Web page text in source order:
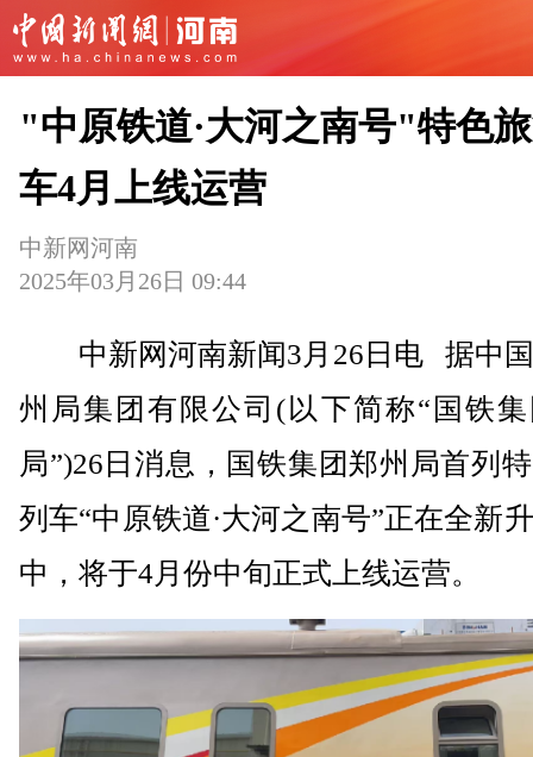
"中原铁道·大河之南号"特色
车4月上线运营
中新网河南
2025年03月26日 09:44
中新网河南新闻3月26日电 据中国
州局集团有限公司(以下简称“国铁
局”)26日消息，国铁集团郑州局首列
列车“中原铁道·大河之南号”正在全新
中，将于4月份中旬正式上线运营。